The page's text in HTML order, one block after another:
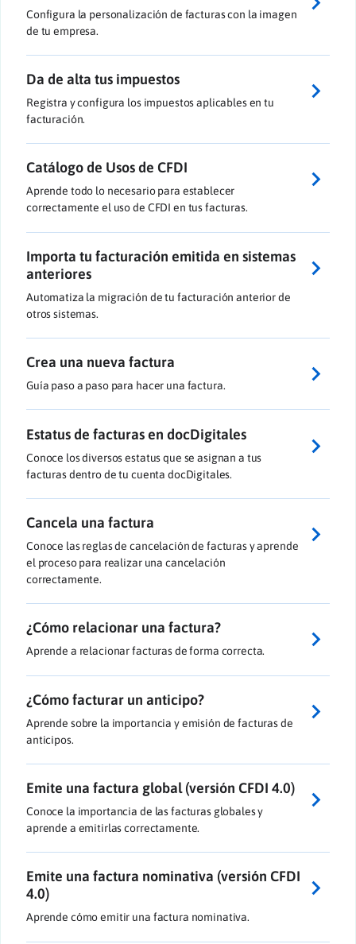
Configura la personalización de facturas con la imagen
de tu empresa.
Da de alta tus impuestos
Registra y configura los impuestos aplicables en tu
facturación.
Catálogo de Usos de CFDI
Aprende todo lo necesario para establecer
correctamente el uso de CFDI en tus facturas.
Importa tu facturación emitida en sistemas
anteriores
Automatiza la migración de tu facturación anterior de
otros sistemas.
Crea una nueva factura
Guía paso a paso para hacer una factura.
Estatus de facturas en docDigitales
Conoce los diversos estatus que se asignan a tus
facturas dentro de tu cuenta docDigitales.
Cancela una factura
Conoce las reglas de cancelación de facturas y aprende
el proceso para realizar una cancelación
correctamente.
¿Cómo relacionar una factura?
Aprende a relacionar facturas de forma correcta.
¿Cómo facturar un anticipo?
Aprende sobre la importancia y emisión de facturas de
anticipos.
Emite una factura global (versión CFDI 4.0)
Conoce la importancia de las facturas globales y
aprende a emitirlas correctamente.
Emite una factura nominativa (versión CFDI
4.0)
Aprende cómo emitir una factura nominativa.